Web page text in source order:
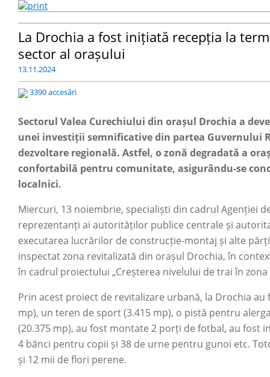
La Drochia a fost inițiată recepția la
sector al orașului
13.11.2024
3390 accesări
Sectorul Valea Curechiului din orașul Drochia a
unei investiții semnificative din partea Guvernului
dezvoltare regională. Astfel, o zonă degradată a
confortabilă pentru comunitate, asigurându-se
localnici.
Miercuri, 13 noiembrie, specialiști din cadrul Agenției
reprezentanți ai autorităților publice centrale și
executarea lucrărilor de construcție-montaj și alte
inspectat zona revitalizată din orașul Drochia, în
în cadrul proiectului „Creșterea nivelului de trai în
Prin acest proiect de revitalizare urbană, la Drochia
mp), un teren de sport (3.415 mp), o pistă pentru
(20.375 mp), au fost montate 2 porți de fotbal, au fost
4 bănci pentru copii și 38 de urne pentru gunoi etc.
și 12 mii de flori perene.